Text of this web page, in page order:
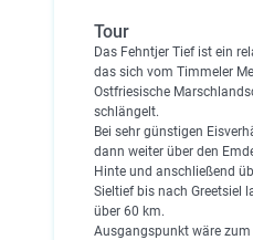
Tour
Das Fehntjer Tief ist ein
das sich vom Timmeler
Ostfriesische
schlängelt.
Bei sehr günstigen
dann weiter über den
Hinte und anschließend
Sieltief bis nach Greetsiel
über 60 km.
Ausgangspunkt wäre zum